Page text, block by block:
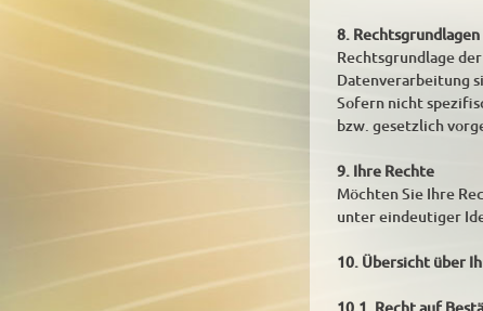
8.
Rechtsgrundlage
Datenverarbeitung
Sofern nicht
bzw. gesetzlich
9. Ihre Rechte
Möchten Sie Ihre
unter eindeutiger
10. Übersicht über